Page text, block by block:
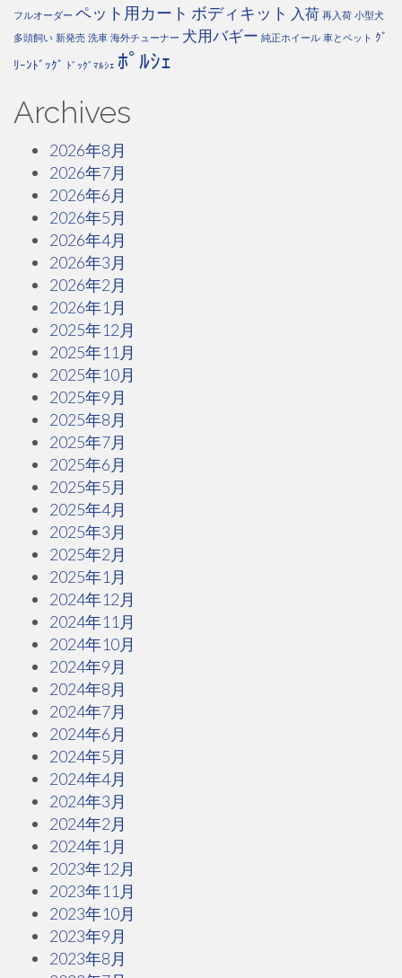
フルオーダー ペット用カート ボディキット 入荷 再入荷 小型犬
多頭飼い 新発売 洗車 海外チューナー 犬用バギー 純正ホイール 車とペット ｸﾞ
ﾘｰﾝﾄﾞｯｸﾞ
ﾄﾞｯｸﾞﾏﾙｼｪ ﾎﾟﾙｼｪ
Archives
2026年8月
2026年7月
2026年6月
2026年5月
2026年4月
2026年3月
2026年2月
2026年1月
2025年12月
2025年11月
2025年10月
2025年9月
2025年8月
2025年7月
2025年6月
2025年5月
2025年4月
2025年3月
2025年2月
2025年1月
2024年12月
2024年11月
2024年10月
2024年9月
2024年8月
2024年7月
2024年6月
2024年5月
2024年4月
2024年3月
2024年2月
2024年1月
2023年12月
2023年11月
2023年10月
2023年9月
2023年8月